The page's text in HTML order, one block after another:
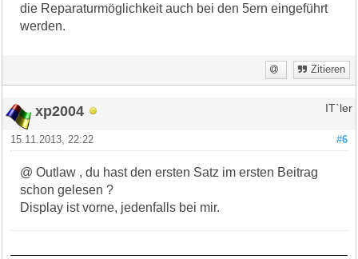
die Reparaturmöglichkeit auch bei den 5ern eingeführt
werden.
Zitieren
xp2004 IT`ler
#6
15.11.2013, 22:22
@ Outlaw , du hast den ersten Satz im ersten Beitrag
schon gelesen ?
Display ist vorne, jedenfalls bei mir.